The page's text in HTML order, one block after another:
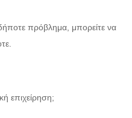
πρόβλημα, μπορείτε να
επιχείρηση;